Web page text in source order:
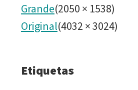
Grande(2050× 1538)
Original(4032×3024)
Etiquetas